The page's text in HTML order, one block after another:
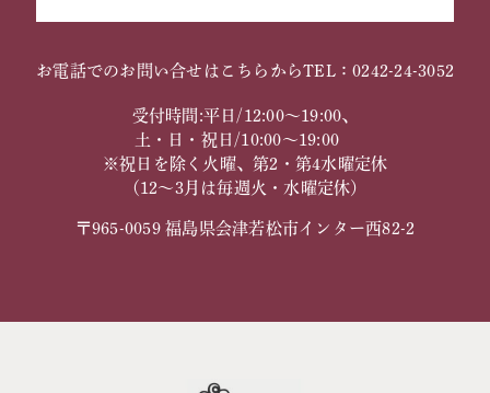
お電話でのお問い合せはこちらからTEL：0242-24-3052
受付時間:平日/12:00～19:00、
土・日・祝日/10:00～19:00
※祝日を除く火曜、第2・第4水曜定休
（12～3月は毎週火・水曜定休）
〒965-0059 福島県会津若松市インター西82-2